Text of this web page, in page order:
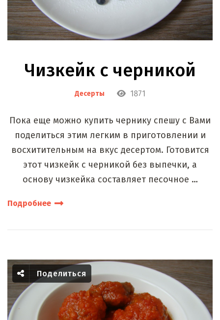
Чизкейк с черникой
Десерты 1871
Пока еще можно купить чернику спешу с Вами
поделиться этим легким в приготовлении и
восхитительным на вкус десертом. Готовится
этот чизкейк с черникой без выпечки, а
основу чизкейка составляет песочное …
Подробнее
Поделиться